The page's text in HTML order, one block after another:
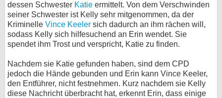
dessen Schwester Katie ermittelt. Von dem Verschwinden
seiner Schwester ist Kelly sehr mitgenommen, da der
Kriminelle Vince Keeler sich dadurch an ihm rächen will,
sodass Kelly sich hilfesuchend an Erin wendet. Sie
spendet ihm Trost und verspricht, Katie zu finden.
Nachdem sie Katie gefunden haben, sind dem CPD
jedoch die Hände gebunden und Erin kann Vince Keeler,
den Entführer, nicht festnehmen. Kurz nachdem sie Kelly
diese Nachricht überbracht hat, erkennt Erin, dass einige